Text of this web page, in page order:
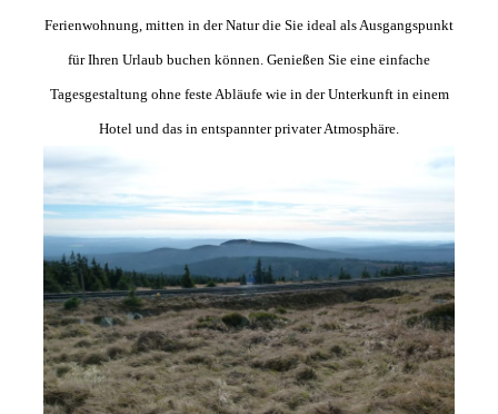
Ferienwohnung, mitten in der Natur die Sie ideal als Ausgangspunkt
für Ihren Urlaub buchen können. Genießen Sie eine einfache
Tagesgestaltung ohne feste Abläufe wie in der Unterkunft in einem
Hotel und das in entspannter privater Atmosphäre.